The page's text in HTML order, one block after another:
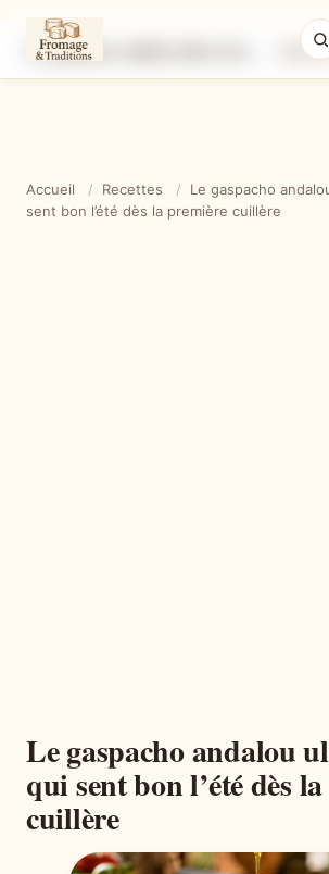
Accueil / Recettes /
Le gaspacho
sent bon l’été dès la première cuillère
Le gaspacho andalou
qui sent bon l’été dès
cuillère